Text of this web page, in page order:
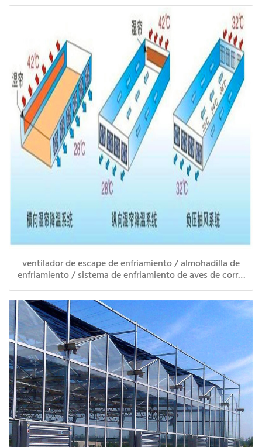
ventilador de escape de enfriamiento / almohadilla de
enfriamiento / sistema de enfriamiento de aves de corral
de invernadero